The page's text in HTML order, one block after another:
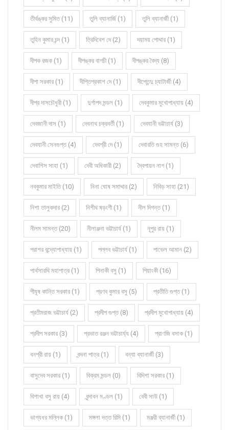
তীর্থঙ্কর সুমিত (11) তুলি ব্যানার্জি (1) তুলি ব্যানার্জী (1)
তুহিন কুমার চন্দ (1) ত্রিদিবেশ দে (2) দয়াময় পোদ্দার (1)
দীপক রজক (1) দীপঙ্কর বাগচী (1) দীপঙ্কর বৈদ্য (8)
দীপা সরকার (1) দীপ্তিপ্রকাশ দে (1) দীপ্তেন্দু চ্যাটার্জী (4)
দীপ্র দাসচৌধুরী (1) দুর্গাপদ মন্ডল (1) দেবকুমার মুখোপাধ্যায় (4)
দেবজানী দাস (1) দেবনাথ চক্রবর্তী (1) দেবযানী ভট্টাচার্য (3)
দেবযানী সেনগুপ্ত (4) দেবশ্রী দে (1) দেবারতি গুহ সামন্ত (6)
দেবাশিস সাহা (1) দেবী অধিকারী (2) দ্বৈপায়ন নাগ (1)
নবকুমার মাইতি (10) নিনা ঘোষ সমাদ্দার (2) নিবিড় সাহা (21)
নিশা তালুকদার (2) নিশীথ ষড়ংগী (1) নীল দিগন্ত (1)
নীলম সামন্ত (20) নীলাঞ্জনা ভট্টাচার্য (1) নূপুর রায় (1)
পরাশর বন্দ্যোপাধ্যায় (1) পল্লব ভট্টাচার্য (1) পাভেল আমান (2)
পার্থসারথি মহাপাত্র (1) পিনাকী বসু (1) পিয়াংকী (16)
পীযূষ কান্তি সরকার (1) প্রণব কুমার বসু (5) প্রতীতি গুপ্ত (1)
প্রতীমরাজ ভট্টাচার্য (2) প্রদীপ গুপ্ত (8) প্রদীপ মুখোপাধ্যায় (4)
প্রদীপ সরকার (3) প্রভাত রঞ্জন ভট্টাচার্য্য (4) প্রাণজি বসাক (1)
বনশ্রী রায় (1) বন্দনা পাত্র (1) বন্যা ব্যানার্জী (3)
বাসুদেব সরকার (1) বিক্রম মন্ডল (0) বিদিশা সরকার (1)
বিশাখা বসু রায় (4) বৃন্দাবন মণ্ডল (1) বেবী সাউ (1)
ভাগ্যধর মল্লিক (1) মঙ্গলা দত্ত রিমি (1) মঞ্জরী ব্যানার্জী (1)